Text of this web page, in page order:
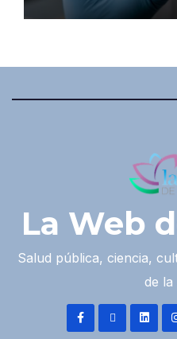
La Web
Salud pública, ciencia,
de la